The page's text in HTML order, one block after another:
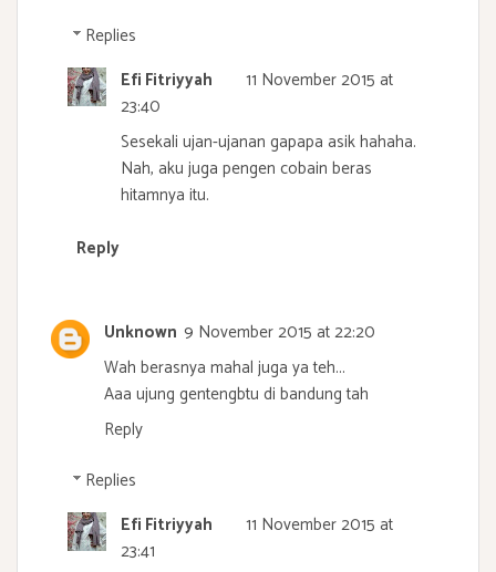
Replies
Efi Fitriyyah
11 November 2015 at
23:40
Sesekali ujan-ujanan gapapa asik hahaha.
Nah, aku juga pengen cobain beras
hitamnya itu.
Reply
Unknown 9 November 2015 at 22:20
Wah berasnya mahal juga ya teh...
Aaa ujung gentengbtu di bandung tah
Reply
Replies
Efi Fitriyyah
11 November 2015 at
23:41